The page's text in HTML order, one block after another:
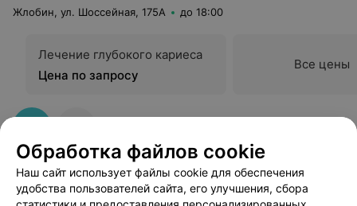
Жлобин, ул. Шоссейная, 175А до 18:00
Лечение глубокого кариеса
Цена по запросу
Все цены
Обработка файлов cookie
Наш сайт использует файлы cookie для обеспечения
удобства пользователей сайта, его улучшения, сбора